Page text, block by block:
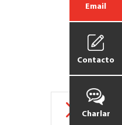
Email
Contacto
Charlar